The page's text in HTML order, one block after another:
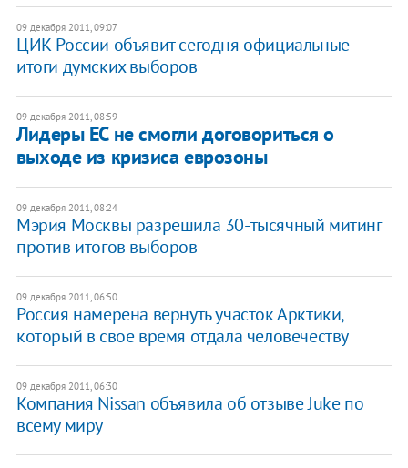
09 декабря 2011, 09:07
​ЦИК России объявит сегодня официальные
итоги думских выборов
09 декабря 2011, 08:59
Лидеры ЕС не смогли договориться о
выходе из кризиса еврозоны
09 декабря 2011, 08:24
​Мэрия Москвы разрешила 30-тысячный митинг
против итогов выборов
09 декабря 2011, 06:50
Россия намерена вернуть участок Арктики,
который в свое время отдала человечеству
09 декабря 2011, 06:30
Компания Nissan объявила об отзыве Juke по
всему миру